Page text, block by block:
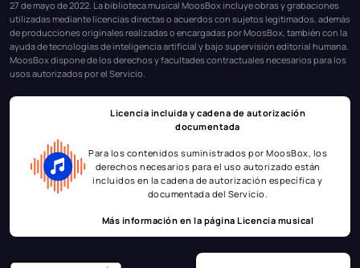
27 de mayo de 2022. La biblioteca musical MoosBox incluye obras y grabaciones
utilizadas mediante licencias directas o acuerdos con sujetos legitimados, además
de producciones originales realizadas o encargadas por MoosBox, también con la
ayuda de tecnologías de inteligencia artificial y bajo supervisión editorial humana.
MoosBox dispone de los derechos y facultades contractuales necesarios para los
usos autorizados por el Servicio.
Licencia incluida y cadena de autorización
documentada
Para los contenidos suministrados por MoosBox, los
derechos necesarios para el uso autorizado están
incluidos en la cadena de autorización específica y
documentada del Servicio.
Más información en la páginaLicencia musical